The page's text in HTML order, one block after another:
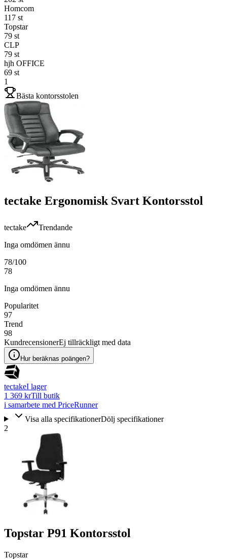
Homcom
117 st
Topstar
79 st
CLP
79 st
hjh OFFICE
69 st
1
Bästa kontorsstolen
tectake Ergonomisk Svart Kontorsstol
tectake
Trendande
Inga omdömen ännu
78/100
78
Inga omdömen ännu
Popularitet
97
Trend
98
KundrecensionerEj tillräckligt med data
Hur beräknas poängen?
tectakeI lager
1 369 krTill butik
i samarbete med PriceRunner
Visa alla specifikationerDölj specifikationer
2
Topstar P91 Kontorsstol
Topstar